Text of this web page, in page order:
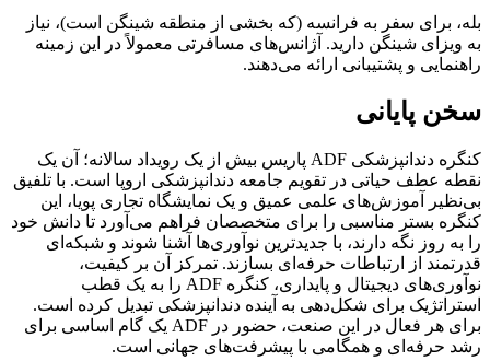
سفر به فرانسه (که بخشی از منطقه شینگن است)، نیاز
شینگن دارید. آژانس‌های مسافرتی معمولاً در این زمینه
و پشتیبانی ارائه می‌دهند.
کنگره دندانپزشکی ADF پاریس بیش از یک رویداد سالانه؛ آن یک
حیاتی در تقویم جامعه دندانپزشکی اروپا است. با تلفیق
آموزش‌های علمی عمیق و یک نمایشگاه تجاری پویا، این
مناسبی را برای متخصصان فراهم می‌آورد تا دانش خود
نگه دارند، با جدیدترین نوآوری‌ها آشنا شوند و شبکه‌ای
از ارتباطات حرفه‌ای بسازند. تمرکز آن بر کیفیت،
نوآوری‌های دیجیتال و پایداری، کنگره ADF را به یک قطب
برای شکل‌دهی به آینده دندانپزشکی تبدیل کرده است.
برای هر فعال در این صنعت، حضور در ADF یک گام اساسی برای
و همگامی با پیشرفت‌های جهانی است.